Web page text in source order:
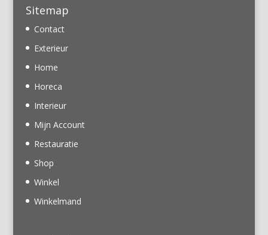
Sitemap
Contact
Exterieur
Home
Horeca
Interieur
Mijn Account
Restauratie
Shop
Winkel
Winkelmand